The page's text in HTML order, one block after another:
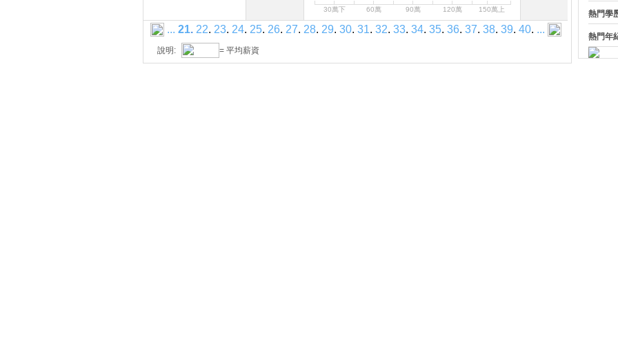
30萬下 60萬 90萬 120萬 150萬上
... 21. 22. 23. 24. 25. 26. 27. 28. 29. 30. 31. 32. 33. 34. 35. 36. 37. 38. 39. 40. ...
說明: = 平均薪資
熱門學
熱門年